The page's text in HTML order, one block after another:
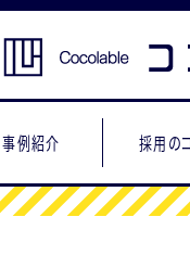
事例紹介 採用の